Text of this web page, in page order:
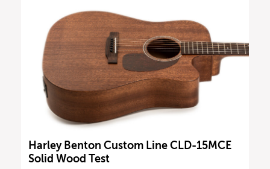
Harley Benton Custom Line CLD-15MCE
Solid Wood Test